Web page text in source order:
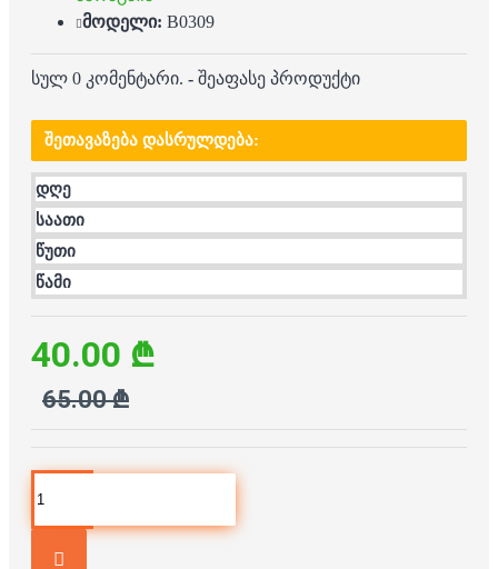
მოდელი: B0309
სულ 0 კომენტარი. - შეაფასე პროდუქტი
ᲨᲔᲗᲐᲕᲐᲖᲔᲑᲐ ᲓᲐᲡᲠᲣᲚᲓᲔᲑᲐ:
დღე
საათი
წუთი
წამი
40.00 ₾
65.00 ₾